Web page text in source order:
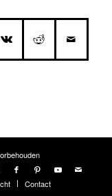
Contact